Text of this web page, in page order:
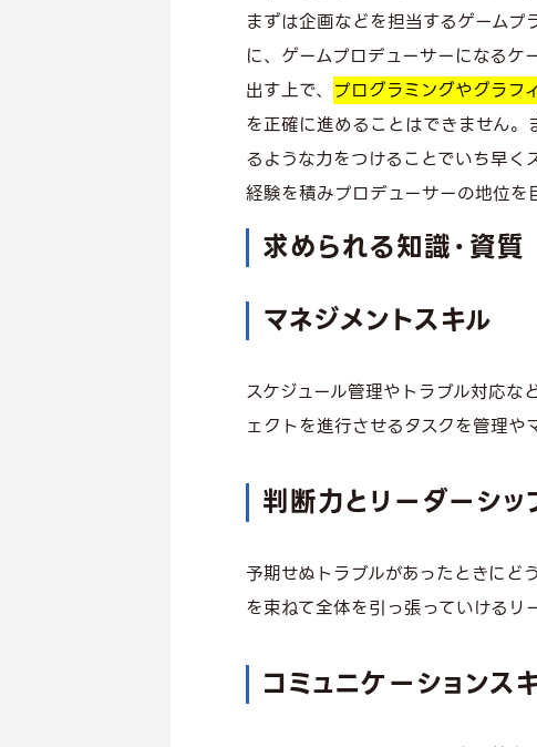
まずは企画などを担当するゲームプ
に、ゲームプロデューサーになるケ
出す上で、 プログラミングやグラフ
を正確に進めることはできません。
るような力をつけることでいち早く
経験を積みプロデューサーの地位を
求められる知識・資質
マネジメントスキル
スケジュール管理やトラブル対応
ェクトを進行させるタスクを管理や
判断力とリーダーシッ
予期せぬトラブルがあったときに
を束ねて全体を引っ張っていけるリ
コミュニケーションス